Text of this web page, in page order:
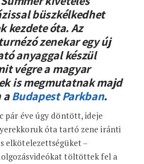
büszkélkedhet
kezdete óta. Az
zenekar egy új
anyaggal készül
végre a magyar
is megmutatnak majd
aBudapest Parkban.
pár éve úgy döntött, ideje
óta tartó zene iránti
elkötelezettségüket –
töltöttek fel a